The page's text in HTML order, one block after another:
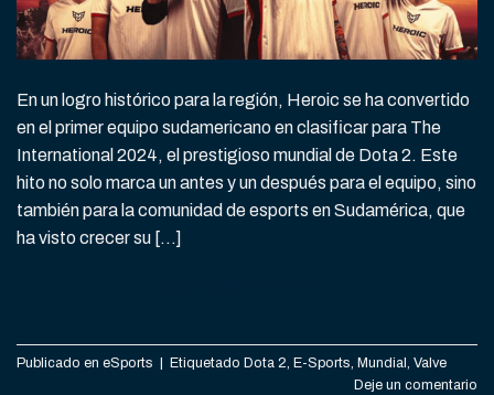
En un logro histórico para la región, Heroic se ha convertido
en el primer equipo sudamericano en clasificar para The
International 2024, el prestigioso mundial de Dota 2. Este
hito no solo marca un antes y un después para el equipo, sino
también para la comunidad de esports en Sudamérica, que
ha visto crecer su […]
Publicado en eSports Etiquetado Dota 2, E-Sports, Mundial , Valve
Deje un comentario